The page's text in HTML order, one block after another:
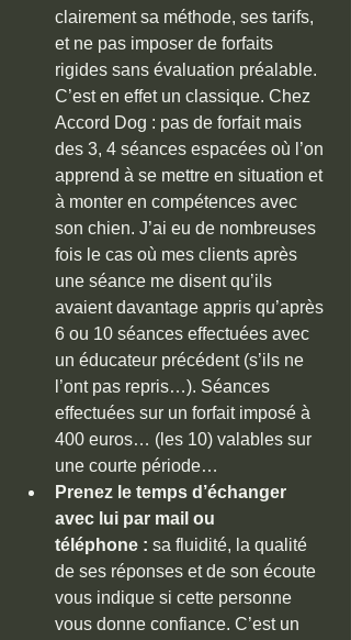
clairement sa méthode, ses tarifs,
et ne pas imposer de forfaits
rigides sans évaluation préalable.
C’est en effet un classique. Chez
Accord Dog : pas de forfait mais
des 3, 4 séances espacées où l’on
apprend à se mettre en situation et
à monter en compétences avec
son chien. J’ai eu de nombreuses
fois le cas où mes clients après
une séance me disent qu’ils
avaient davantage appris qu’après
6 ou 10 séances effectuées avec
un éducateur précédent (s’ils ne
l’ont pas repris…). Séances
effectuées sur un forfait imposé à
400 euros… (les 10) valables sur
une courte période…
Prenez le temps d’échanger
avec lui par mail ou
téléphone : sa fluidité, la qualité
de ses réponses et de son écoute
vous indique si cette personne
vous donne confiance. C’est un